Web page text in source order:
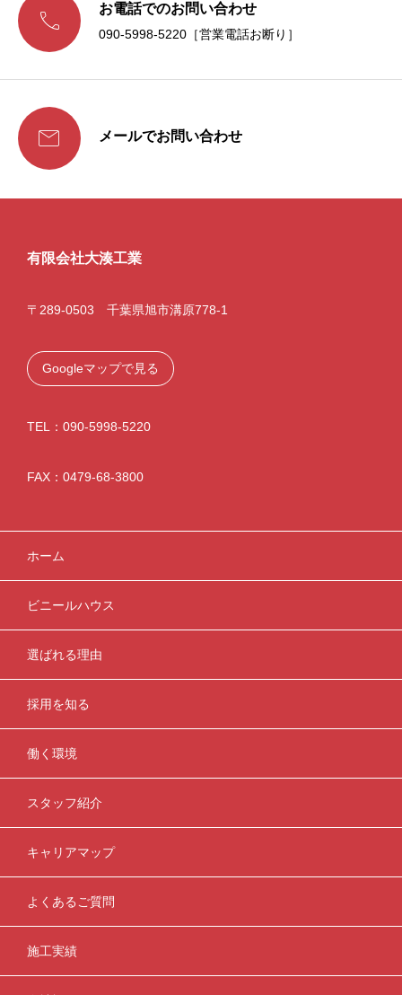
 お電話でのお問い合わせ
090-5998-5220［営業電話お断り］
 メールでお問い合わせ
有限会社大湊工業
〒289-0503 千葉県旭市溝原778-1
Googleマップで見る
TEL：090-5998-5220
FAX：0479-68-3800
ホーム
ビニールハウス
選ばれる理由
採用を知る
働く環境
スタッフ紹介
キャリアマップ
よくあるご質問
施工実績